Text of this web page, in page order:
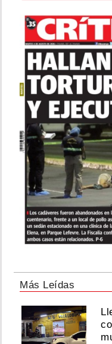
Más Leídas